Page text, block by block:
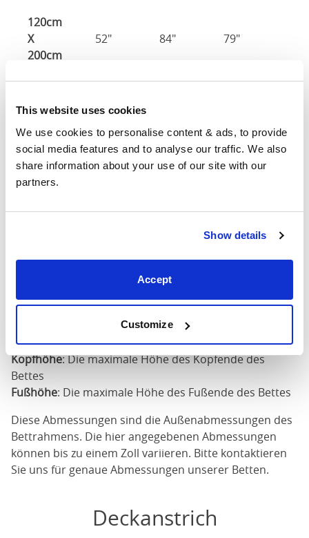
This website uses cookies
We use cookies to personalise content & ads, to provide
social media features and to analyse our traffic. We also
share information about your use of our site with our
partners.
Show details
Accept
Customize
120cm
X
200cm
52" 84" 79"
X
60"
160cm
X
200cm
68" 84" 79"
200cm
79"
Bett erforderlich
: Die äußere Breite des Bettes
Länge: Die äußere Länge des Bettes
Kopfhöhe: Die maximale Höhe des Kopfende des
Bettes
Fußhöhe: Die maximale Höhe des Fußende des Bettes
Diese Abmessungen sind die Außenabmessungen des
Bettrahmens. Die hier angegebenen Abmessungen
können bis zu einem Zoll variieren. Bitte kontaktieren
Sie uns für genaue Abmessungen unserer Betten.
Deckanstrich